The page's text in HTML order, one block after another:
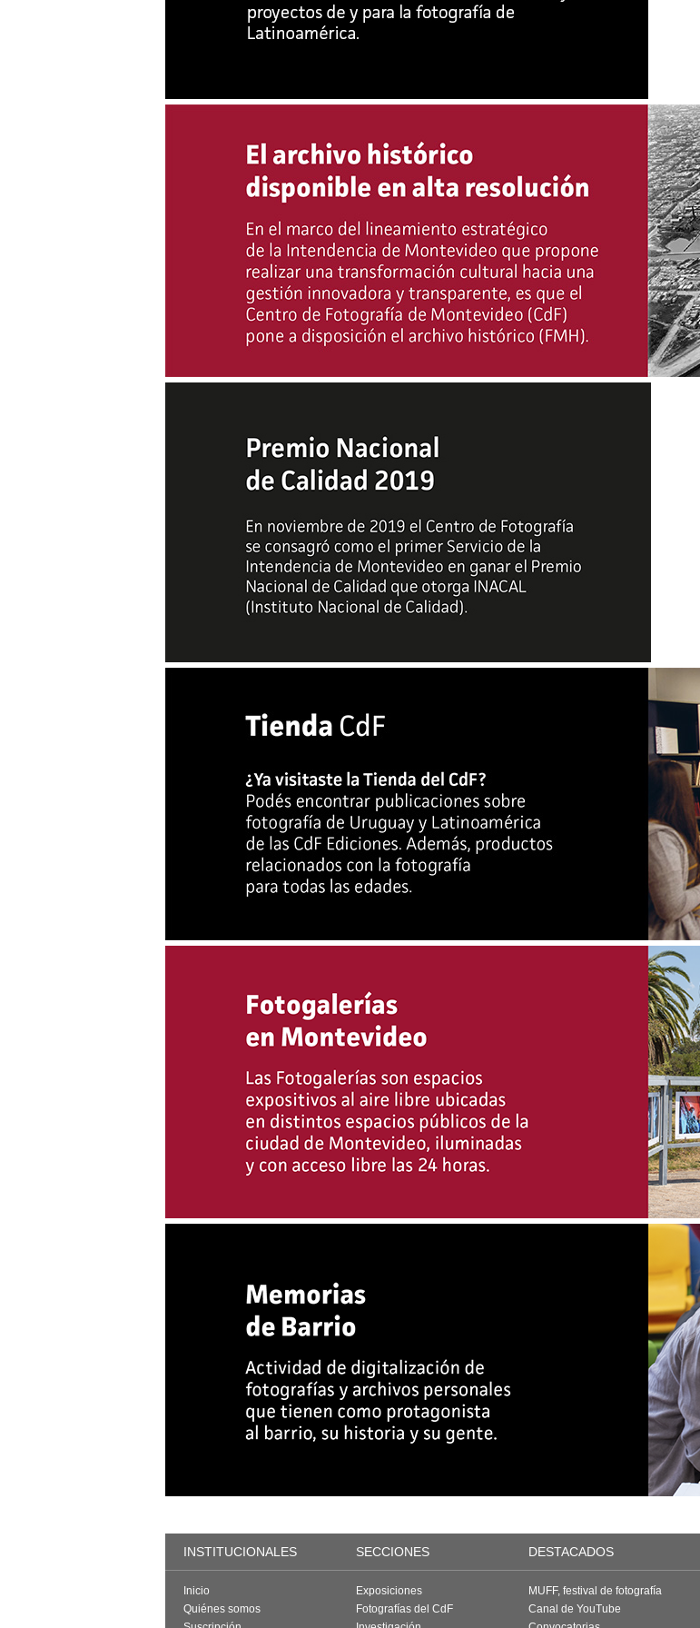
INSTITUCIONALES SECCIONES DESTACADOS
Inicio
Quiénes somos
Exposiciones
Fotografías del CdF
MUFF, festival de fotografía
Canal de YouTube